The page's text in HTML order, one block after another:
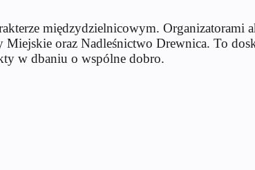
międzydzielnicowym. Organizatorami
oraz Nadleśnictwo Drewnica. To
w dbaniu o wspólne dobro.